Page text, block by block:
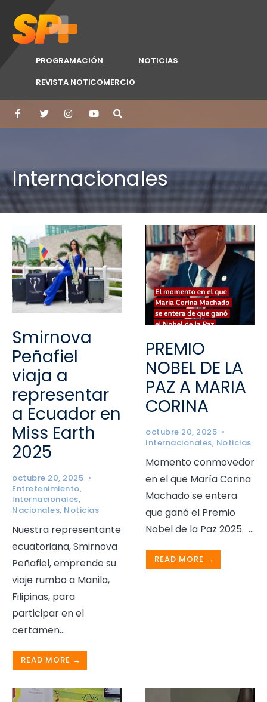
PROGRAMACIÓN
NOTICIAS
REVISTA NOTICOMERCIO
Internacionales
Smirnova
Peñafiel
viaja a
representar
a Ecuador en
Miss Earth
2025
octubre 20, 2025 •
Entretenimiento,
Internacionales,
Nacionales, Noticias
Nuestra representante
ecuatoriana, Smirnova
Peñafiel, emprende su
viaje rumbo a Manila,
Filipinas, para
participar en el
certamen...
READ MORE →
PREMIO
NOBEL DE LA
PAZ A MARIA
CORINA
octubre 20, 2025 •
Internacionales, Noticias
Momento conmovedor
en el que María Corina
Machado se entera
que ganó el Premio
Nobel de la Paz 2025. ...
READ MORE →